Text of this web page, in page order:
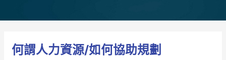
何謂人力資源/如何協助規劃